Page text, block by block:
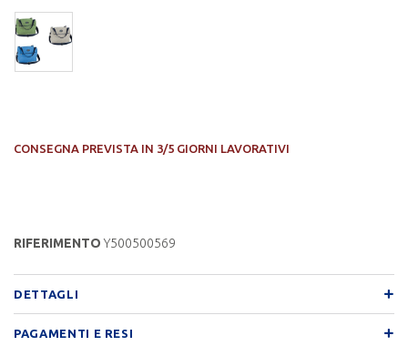
CONSEGNA PREVISTA IN 3/5 GIORNI LAVORATIVI
RIFERIMENTO Y500500569
DETTAGLI
PAGAMENTI E RESI